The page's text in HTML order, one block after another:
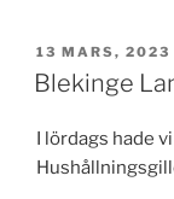
PUBLICERAT
13 MARS, 2023
Blekinge
I lördags hade